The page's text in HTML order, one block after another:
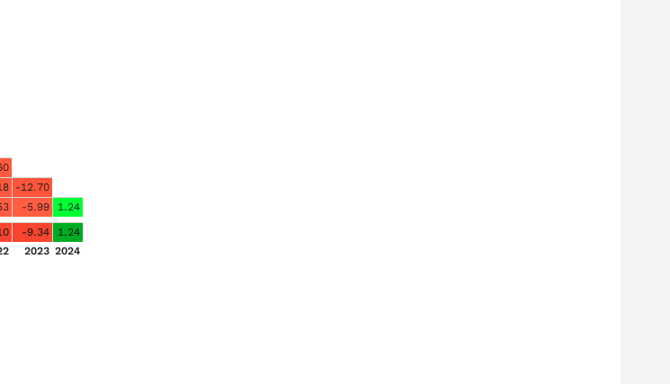
-12.70
-5.99
1.24
-9.34
1.24
2023 2024